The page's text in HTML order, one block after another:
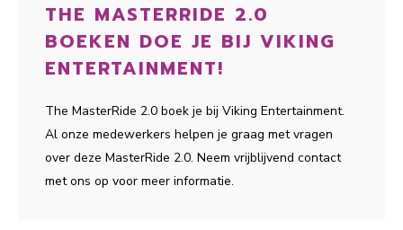
THE MASTERRIDE 2.0
BOEKEN DOE JE BIJ VIKING
ENTERTAINMENT!
The MasterRide 2.0 boek je bij Viking Entertainment.
Al onze medewerkers helpen je graag met vragen
over deze MasterRide 2.0. Neem vrijblijvend contact
met ons op voor meer informatie.